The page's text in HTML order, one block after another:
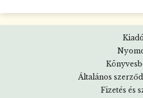
Kiadó
Általános
Fizetés és